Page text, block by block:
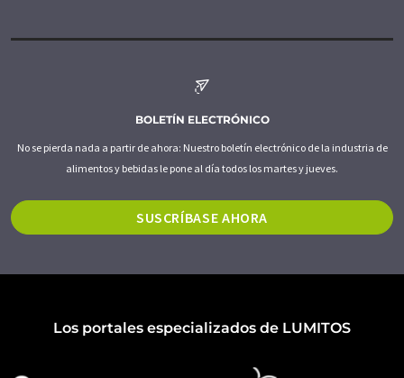
BOLETÍN ELECTRÓNICO
No se pierda nada a partir de ahora: Nuestro boletín electrónico de la industria de
alimentos y bebidas le pone al día todos los martes y jueves.
SUSCRÍBASE AHORA
Los portales especializados de LUMITOS